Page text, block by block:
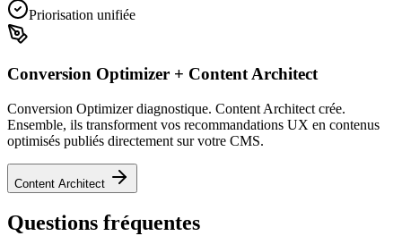
Priorisation unifiée
Conversion Optimizer + Content Architect
Conversion Optimizer diagnostique. Content Architect crée.
Ensemble, ils transforment vos recommandations UX en contenus
optimisés publiés directement sur votre CMS.
Content Architect
Questions fréquentes